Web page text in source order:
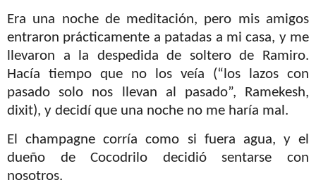
Era una noche de meditación, pero mis amigos
entraron prácticamente a patadas a mi casa, y me
llevaron a la despedida de soltero de Ramiro.
Hacía tiempo que no los veía (“los lazos con
pasado solo nos llevan al pasado”, Ramekesh,
dixit), y decidí que una noche no me haría mal.
El champagne corría como si fuera agua, y el
dueño de Cocodrilo decidió sentarse con
nosotros.